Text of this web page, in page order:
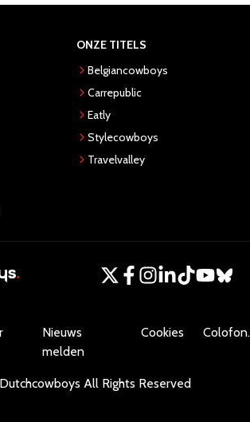
ONZE TITELS
Belgiancowboys
Carrepublic
Eatly
Stylecowboys
Travelvalley
Nieuws
melden
Cookies Colofon.
Dutchcowboys All Rights Reserved